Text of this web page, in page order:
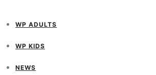
WP ADULTS
WP KIDS
NEWS